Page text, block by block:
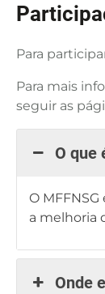
Para
Para mais
seguir as
O que
O
a melhoria
Onde